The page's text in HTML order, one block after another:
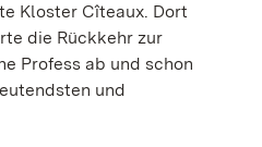
Kloster Cîteaux. Dort
die Rückkehr zur
Profess ab und schon
und